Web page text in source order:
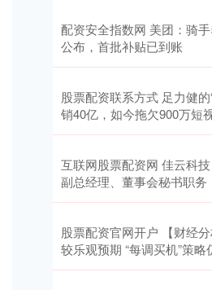
配资安全指数网 美团：骑
公布，首批补贴已到账
股票配资联系方式 足力健
销40亿，如今拖欠900万短
互联网股票配资网 佳云科
副总经理、董事会秘书职务
股票配资官网开户 【财经
较乐观预期 “每调买机”策略